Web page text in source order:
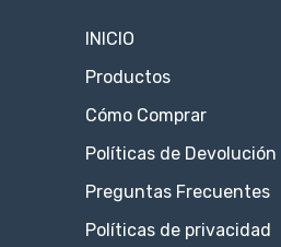
INICIO
Productos
Cómo Comprar
Políticas de Devolución
Preguntas Frecuentes
Políticas de privacidad